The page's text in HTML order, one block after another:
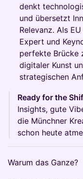
denkt
und übersetzt
Relevanz. Als
Expert und
perfekte Brücke
digitaler Kunst
strategischen
Ready for the
Insights, gute
die Münchner
schon heute
Warum das Ganze?